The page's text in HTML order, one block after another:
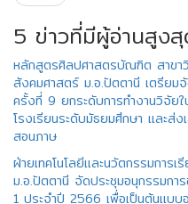
5 ข่าวที่มีผู้อ่านสูง
หลักสูตรศิลปศาสตรบัณฑิต สาขา
สังคมศาสตร์ ม.อ.ปัตตานี เตรียม
ครั้งที่ 9 ยกระดับการทำงานวิจัย
โรงเรียนระดับมัธยมศึกษา และส่ง
สอนภาษ
ฝ่ายเทคโนโลยีและนวัตกรรมการ
ม.อ.ปัตตานี จัดประชุมอนุกรรมกา
1 ประจําปี 2566 เพื่อเป็นต้นแบบ